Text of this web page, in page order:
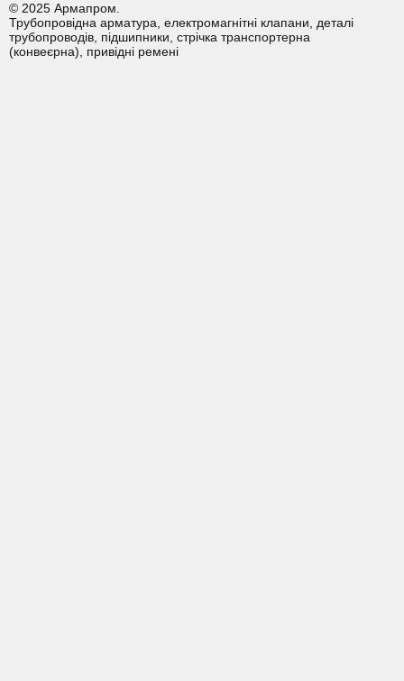
© 2025 Армапром.
Трубопровідна арматура, електромагнітні клапани, деталі
трубопроводів, підшипники, стрічка транспортерна
(конвеєрна), привідні ремені